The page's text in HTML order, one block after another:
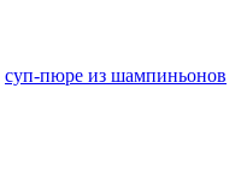
суп-пюре из шампиньонов